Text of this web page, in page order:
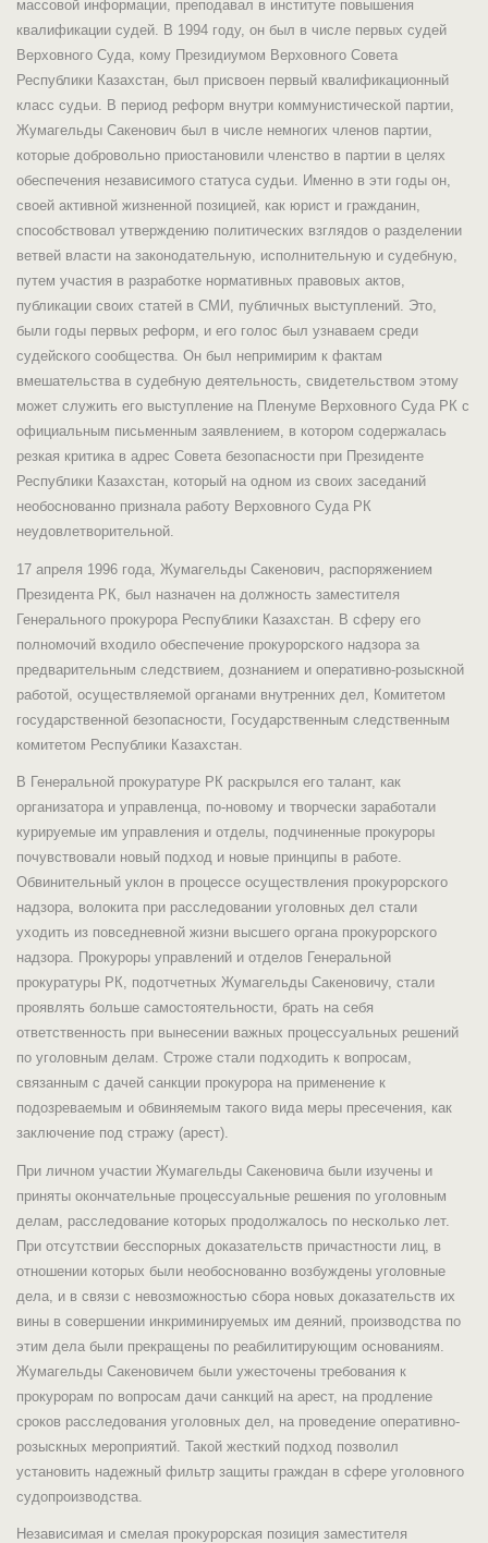
массовой информации, преподавал в институте повышения
квалификации судей. В 1994 году, он был в числе первых судей
Верховного Суда, кому Президиумом Верховного Совета
Республики Казахстан, был присвоен первый квалификационный
класс судьи. В период реформ внутри коммунистической партии,
Жумагельды Сакенович был в числе немногих членов партии,
которые добровольно приостановили членство в партии в целях
обеспечения независимого статуса судьи. Именно в эти годы он,
своей активной жизненной позицией, как юрист и гражданин,
способствовал утверждению политических взглядов о разделении
ветвей власти на законодательную, исполнительную и судебную,
путем участия в разработке нормативных правовых актов,
публикации своих статей в СМИ, публичных выступлений. Это,
были годы первых реформ, и его голос был узнаваем среди
судейского сообщества. Он был непримирим к фактам
вмешательства в судебную деятельность, свидетельством этому
может служить его выступление на Пленуме Верховного Суда РК с
официальным письменным заявлением, в котором содержалась
резкая критика в адрес Совета безопасности при Президенте
Республики Казахстан, который на одном из своих заседаний
необоснованно признала работу Верховного Суда РК
неудовлетворительной.
17 апреля 1996 года, Жумагельды Сакенович, распоряжением
Президента РК, был назначен на должность заместителя
Генерального прокурора Республики Казахстан. В сферу его
полномочий входило обеспечение прокурорского надзора за
предварительным следствием, дознанием и оперативно-розыскной
работой, осуществляемой органами внутренних дел, Комитетом
государственной безопасности, Государственным следственным
комитетом Республики Казахстан.
В Генеральной прокуратуре РК раскрылся его талант, как
организатора и управленца, по-новому и творчески заработали
курируемые им управления и отделы, подчиненные прокуроры
почувствовали новый подход и новые принципы в работе.
Обвинительный уклон в процессе осуществления прокурорского
надзора, волокита при расследовании уголовных дел стали
уходить из повседневной жизни высшего органа прокурорского
надзора. Прокуроры управлений и отделов Генеральной
прокуратуры РК, подотчетных Жумагельды Сакеновичу, стали
проявлять больше самостоятельности, брать на себя
ответственность при вынесении важных процессуальных решений
по уголовным делам. Строже стали подходить к вопросам,
связанным с дачей санкции прокурора на применение к
подозреваемым и обвиняемым такого вида меры пресечения, как
заключение под стражу (арест).
При личном участии Жумагельды Сакеновича были изучены и
приняты окончательные процессуальные решения по уголовным
делам, расследование которых продолжалось по несколько лет.
При отсутствии бесспорных доказательств причастности лиц, в
отношении которых были необоснованно возбуждены уголовные
дела, и в связи с невозможностью сбора новых доказательств их
вины в совершении инкриминируемых им деяний, производства по
этим дела были прекращены по реабилитирующим основаниям.
Жумагельды Сакеновичем были ужесточены требования к
прокурорам по вопросам дачи санкций на арест, на продление
сроков расследования уголовных дел, на проведение оперативно-
розыскных мероприятий. Такой жесткий подход позволил
установить надежный фильтр защиты граждан в сфере уголовного
судопроизводства.
Независимая и смелая прокурорская позиция заместителя